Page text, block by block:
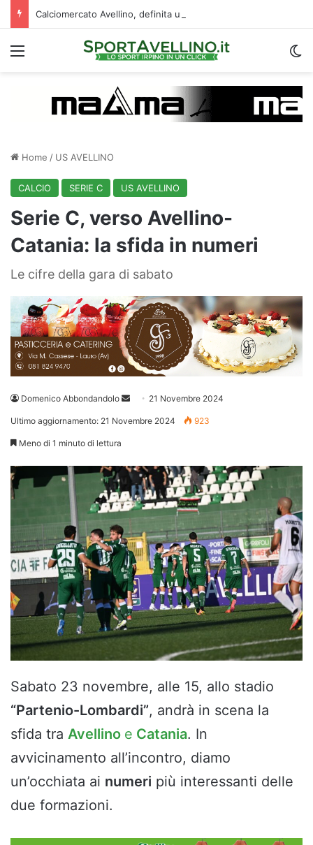
Menu
Home / US AVELLINO
CALCIO SERIE C US AVELLINO
Serie C, verso Avellino-
Catania: la sfida in numeri
Le cifre della gara di sabato
Domenico Abbondandolo
Invia 21 Novembre 2024
Ultimo aggiornamento: 21 Novembre 2024 923
Meno di 1 minuto di lettura
Sabato 23 novembre, alle 15, allo stadio
“Partenio-Lombardi”, andrà in scena la
sfida tra Avellino e Catania. In
avvicinamento all’incontro, diamo
un’occhiata ai numeri più interessanti delle
due formazioni.